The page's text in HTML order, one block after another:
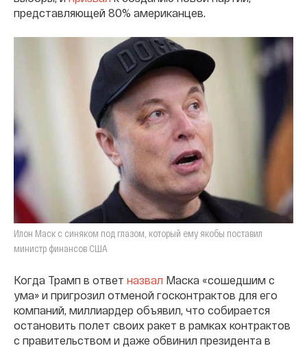
представляющей 80% американцев.
Илон Маск с синяком под глазом, который ему якобы поставил
министр финансов США
Когда Трамп в ответ назвал Маска «сошедшим с
ума» и пригрозил отменой госконтрактов для его
компаний, миллиардер объявил, что собирается
остановить полет своих ракет в рамках контрактов
с правительством и даже обвинил президента в